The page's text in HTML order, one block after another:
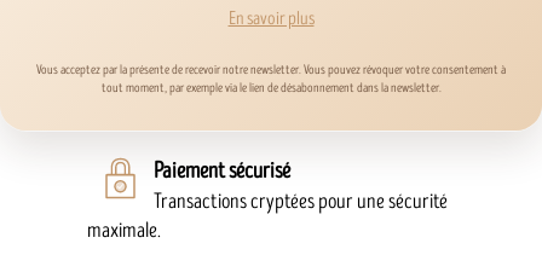
En savoir plus
Vous acceptez par la présente de recevoir notre newsletter. Vous pouvez révoquer votre consentement à
tout moment, par exemple via le lien de désabonnement dans la newsletter.
Paiement sécurisé
Transactions cryptées pour une sécurité
maximale.